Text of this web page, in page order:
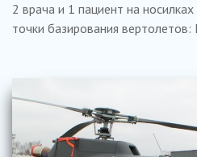
2 врача и 1 пациент на
точки базирования